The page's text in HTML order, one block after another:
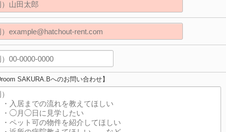
SAKURA.Bへのお問い合わせ】